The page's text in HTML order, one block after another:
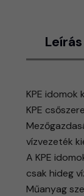
Leírás
KPE idomok
KPE
vízvezeték
​A KPE
csak hideg
Műanyag